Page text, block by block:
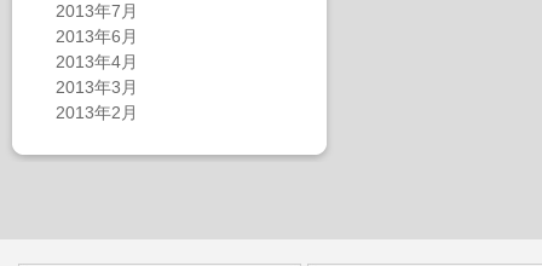
2013年7月
2013年6月
2013年4月
2013年3月
2013年2月